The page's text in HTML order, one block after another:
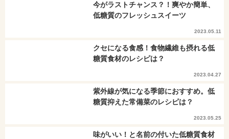
今がラストチャンス？！爽やか簡単、
低糖質のフレッシュスイーツ
2023.05.11
クセになる食感！食物繊維も摂れる低
糖質食材のレシピは？
2023.04.27
紫外線が気になる季節におすすめ。低
糖質抑えた常備菜のレシピは？
2023.05.25
味がいい！と名前の付いた低糖質食材